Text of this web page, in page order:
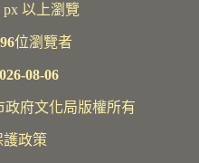
px 以上瀏覽
位瀏覽者
08-06
政府文化局版權所有
護政策